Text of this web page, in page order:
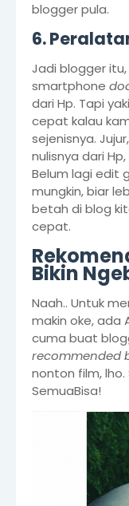
blogger pula.
6.
Jadi blogger
smartphone
dari Hp. Tapi
cepat kalau
sejenisnya.
nulisnya dari
Belum lagi edit
mungkin, biar
betah di blog
cepat.
Bikin
Naah.. Untuk
makin oke, ada
cuma buat
recommended
nonton film, lho.
SemuaBisa!